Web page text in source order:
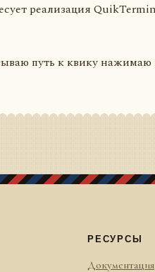
реализация
путь к квику
РЕСУРСЫ
Документация